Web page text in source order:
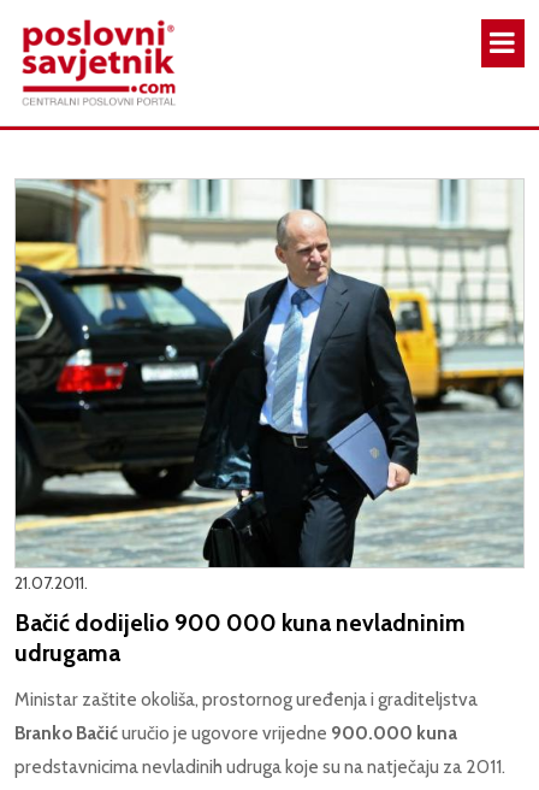
21.07.2011.
Bačić dodijelio 900 000 kuna nevladninim
udrugama
Ministar zaštite okoliša, prostornog uređenja i graditeljstva
Branko Bačićuručio je ugovore vrijedne 900.000 kuna
predstavnicima nevladinih udruga koje su na natječaju za 2011.